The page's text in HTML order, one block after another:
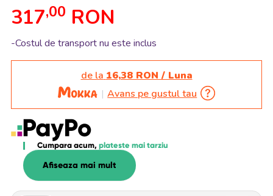
317,00 RON
-Costul de transport nu este inclus
de la 16,38 RON / Luna
Avans pe gustul tau
Cumpara acum, plateste mai tarziu
Afiseaza mai mult